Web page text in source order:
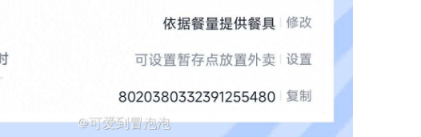
吃味道越怪了
数
18天前
美团外卖拼单古茗奶茶！居然也有返利